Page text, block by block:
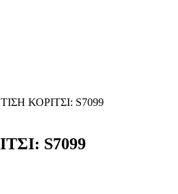
ΚΟΡΙΤΣΙ: S7099
S7099